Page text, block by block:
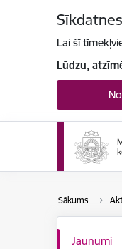
Sīkdatnes
Lai šī
Lūdzu,
Sākums
Jaunumi